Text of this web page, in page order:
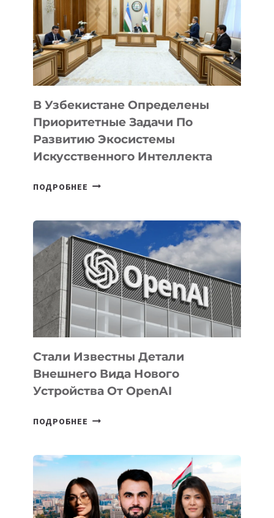
В Узбекистане Определены
Приоритетные Задачи По
Развитию Экосистемы
Искусственного Интеллекта
ПОДРОБНЕЕ
ПРИОРИТЕТНЫЕ
ЗАДАЧИ
ПО
РАЗВИТИЮ
ЭКОСИСТЕМЫ
ИСКУССТВЕННОГО
ИНТЕЛЛЕКТА
Стали Известны Детали
Внешнего Вида Нового
Устройства От OpenAI
ПОДРОБНЕЕ СТАЛИ
ВНЕШНЕГО
ВИДА
НОВОГО
УСТРОЙСТВА